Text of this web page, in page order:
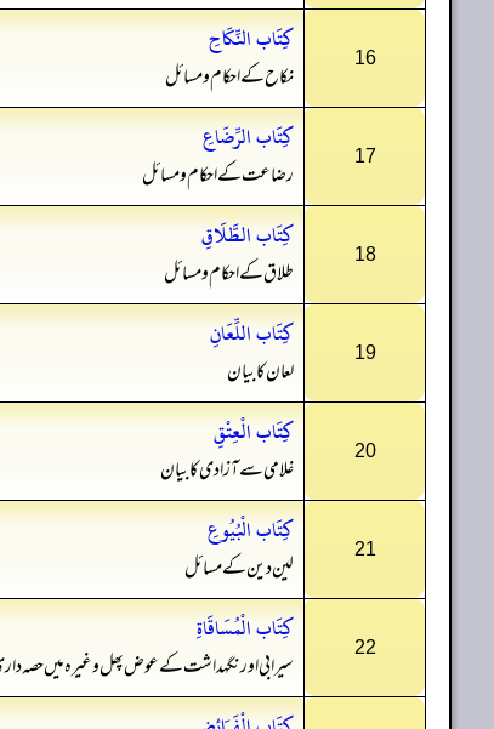
16 كِتَاب النِّكَاحِ
نکاح کے احکام و مسائل
17 كِتَاب الرِّضَاعِ
رضاعت کے احکام و مسائل
18 كِتَاب الطَّلَاقِ
طلاق کے احکام و مسائل
19 كِتَاب اللِّعَانِ
لعان کا بیان
20 كِتَاب الْعِتْقِ
غلامی سے آزادی کا بیان
21 كِتَاب الْبُيُوعِ
لین دین کے مسائل
22 كِتَاب الْمُسَاقَاةِ
سیرابی اور نگہداشت کے عوض پھل وغیرہ میں حصہ